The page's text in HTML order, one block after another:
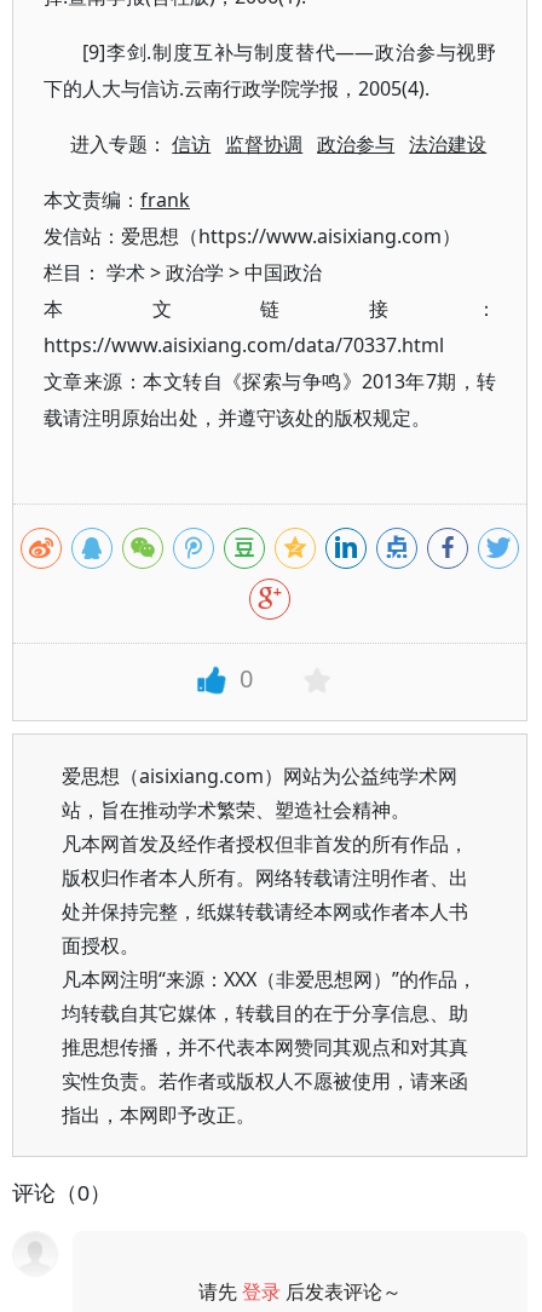
[9]李剑.制度互补与制度替代——政治参与视野
下的人大与信访.云南行政学院学报，2005(4).
进入专题：信访 监督协调 政治参与 法治建设
本文责编： frank
发信站：爱思想（https://www.aisixiang.com）
栏目： 学术>政治学 >中国政治
本文链接：
https://www.aisixiang.com/data/70337.html
文章来源：本文转自《探索与争鸣》2013年7期，转
载请注明原始出处，并遵守该处的版权规定。
0
爱思想（aisixiang.com）网站为公益纯学术网
站，旨在推动学术繁荣、塑造社会精神。
凡本网首发及经作者授权但非首发的所有作品，
版权归作者本人所有。网络转载请注明作者、出
处并保持完整，纸媒转载请经本网或作者本人书
面授权。
凡本网注明“来源：XXX（非爱思想网）”的作品，
均转载自其它媒体，转载目的在于分享信息、助
推思想传播，并不代表本网赞同其观点和对其真
实性负责。若作者或版权人不愿被使用，请来函
指出，本网即予改正。
评论（0）
请先登录 后发表评论～